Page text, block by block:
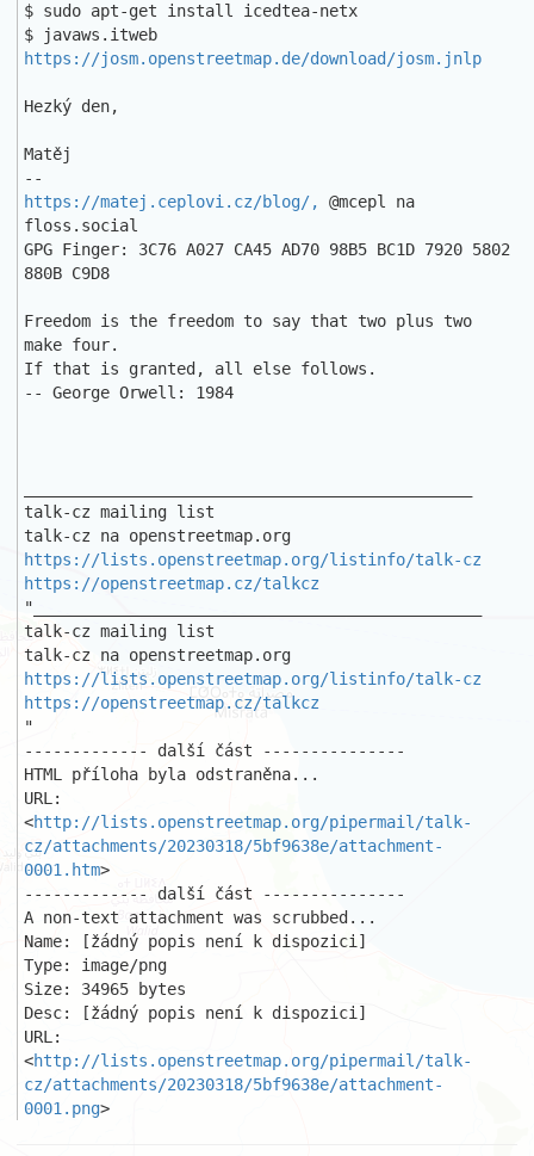
$ sudo apt-get install icedtea-netx
https://josm.openstreetmap.de/download/josm.jnlp
Hezký den,
Matěj
https://matej.ceplovi.cz/blog/,
@mcepl na
floss.social
GPG Finger: 3C76 A027 CA45 AD70 98B5 BC1D 7920 5802
880B C9D8
Freedom is the freedom to say that two plus two
make four.
If that is granted, all else follows.
-- George Orwell: 1984
talk-cz mailing list
https://lists.openstreetmap.org/listinfo/talk-cz
https://openstreetmap.cz/talkcz
"_______________________________________________
talk-cz mailing list
https://lists.openstreetmap.org/listinfo/talk-cz
https://openstreetmap.cz/talkcz
"
------------- další část ---------------
HTML příloha byla odstraněna...
URL:
<http://lists.openstreetmap.org/pipermail/talk-
cz/attachments/20230318/5bf9638e/attachment-
0001.htm>
------------- další část ---------------
A non-text attachment was scrubbed...
Name: [žádný popis není k dispozici]
Type: image/png
Size: 34965 bytes
Desc: [žádný popis není k dispozici]
URL:
<http://lists.openstreetmap.org/pipermail/talk-
cz/attachments/20230318/5bf9638e/attachment-
0001.png>